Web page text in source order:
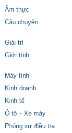
Ẩm thực
Câu chuyện
Giải trí
Giới tính
Máy tính
Kinh doanh
Kinh tế
Ô tô – Xe máy
Phóng sự điều tra